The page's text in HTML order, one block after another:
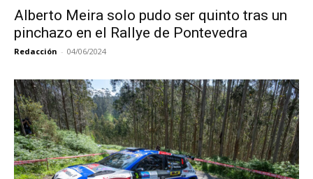
Alberto Meira solo pudo ser quinto tras un
pinchazo en el Rallye de Pontevedra
Redacción - 04/06/2024